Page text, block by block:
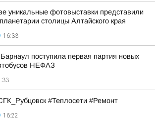
уникальные фотовыставки представили
столицы Алтайского края
16:33
поступила первая партия новых
НЕФАЗ
#Теплосети #Ремонт
16:22